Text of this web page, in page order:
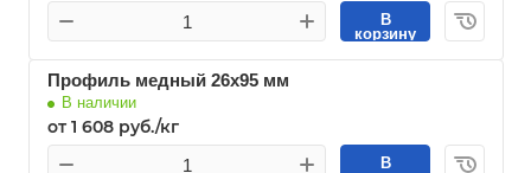
В
корзину
Профиль медный 26х95 мм
В наличии
от 1 608 руб./кг
В